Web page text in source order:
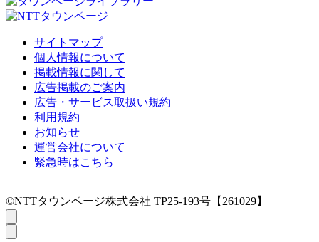
サイトマップ
個人情報について
掲載情報に関して
広告掲載のご案内
広告・サービス取扱い規約
利用規約
お知らせ
運営会社について
緊急時はこちら
©NTTタウンページ株式会社 TP25-193号【261029】